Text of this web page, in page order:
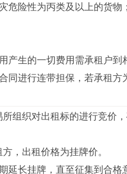
危险性为丙类及以上的货物
生的一切费用需承租户到
同进行连带担保，若承租方
组织对出租标的进行竞价
，出租价格为挂牌价。
长挂牌，直至征集到合格